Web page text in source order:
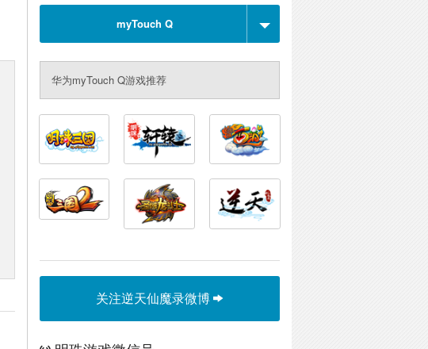
myTouch Q
华为myTouch Q游戏推荐
关注逆天仙魔录微博